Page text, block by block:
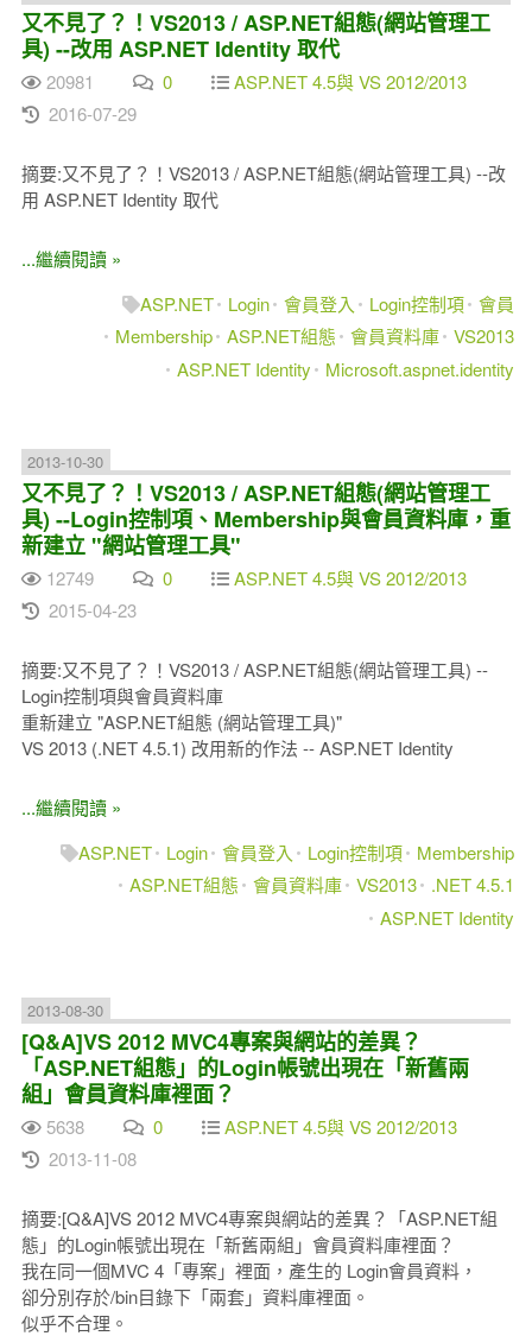
又不見了？！VS2013 / ASP.NET組態(網站管理工
具) --改用 ASP.NET Identity 取代
20981 0
ASP.NET 4.5與 VS 2012/2013
2016-07-29
摘要:又不見了？！VS2013 / ASP.NET組態(網站管理工具) --改
用 ASP.NET Identity 取代
...繼續閱讀 »
ASP.NET
Login 會員登入 Login控制項 會員
Membership ASP.NET組態 會員資料庫 VS2013
ASP.NET Identity
Microsoft.aspnet.identity
2013-10-30
又不見了？！VS2013 / ASP.NET組態(網站管理工
具) --Login控制項、Membership與會員資料庫，重
新建立 "網站管理工具"
12749 0
ASP.NET 4.5與 VS 2012/2013
2015-04-23
摘要:又不見了？！VS2013 / ASP.NET組態(網站管理工具) --
Login控制項與會員資料庫
重新建立 "ASP.NET組態 (網站管理工具)"
VS 2013 (.NET 4.5.1) 改用新的作法 -- ASP.NET Identity
...繼續閱讀 »
ASP.NET
Login 會員登入 Login控制項
Membership
ASP.NET組態
會員資料庫 VS2013
.NET 4.5.1
ASP.NET Identity
2013-08-30
[Q&A]VS 2012 MVC4專案與網站的差異？
「ASP.NET組態」的Login帳號出現在「新舊兩
組」會員資料庫裡面？
5638 0
ASP.NET 4.5與 VS 2012/2013
2013-11-08
摘要:[Q&A]VS 2012 MVC4專案與網站的差異？「ASP.NET組
態」的Login帳號出現在「新舊兩組」會員資料庫裡面？
我在同一個MVC 4「專案」裡面，產生的 Login會員資料，
卻分別存於/bin目錄下「兩套」資料庫裡面。
似乎不合理。